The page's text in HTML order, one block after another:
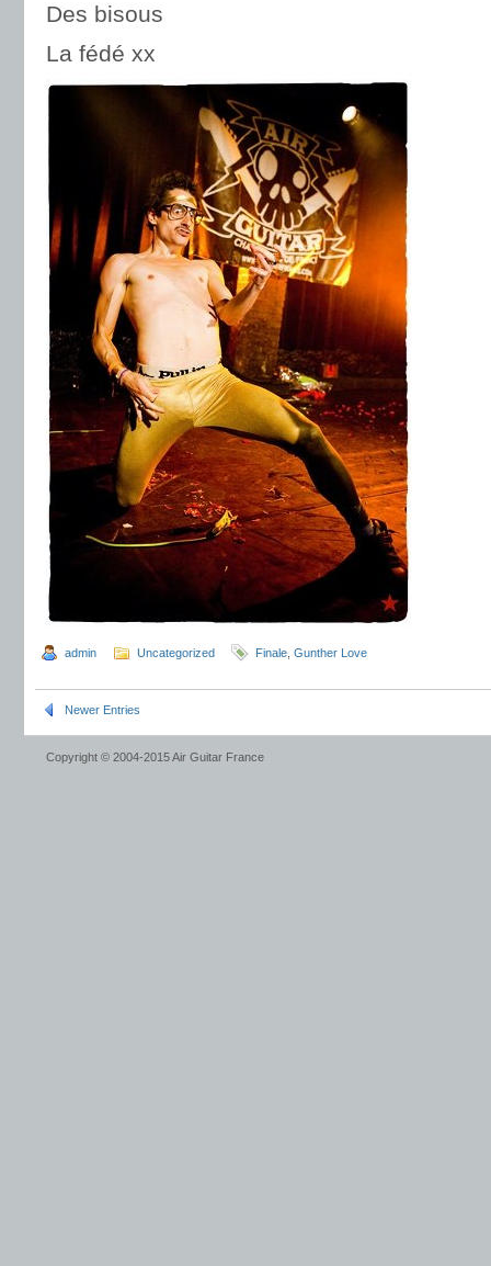
Des bisous
La fédé xx
admin Uncategorized Finale Gunther Love
Newer Entries
Copyright © 2004-2015 Air Guitar France